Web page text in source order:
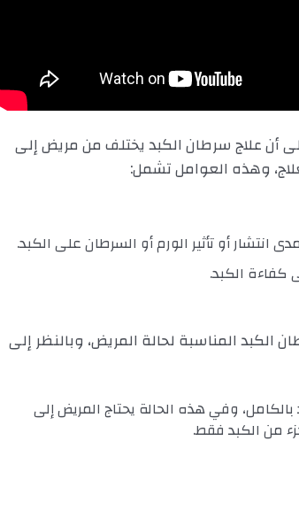
إلى أن علاج سرطان الكبد يختلف من مريض إلى
وهذه العوامل تشمل:
انتشار أو تأثير الورم أو السرطان على الكبد.
كفاءة الكبد.
المناسبة لحالة المريض، وبالنظر إلى
وفي هذه الحالة يحتاج المريض إلى
من الكبد فقط.